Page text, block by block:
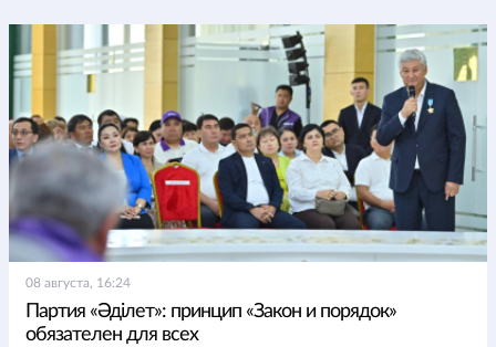
08 августа, 16:24
Партия «Әділет»: принцип «Закон и порядок»
обязателен для всех